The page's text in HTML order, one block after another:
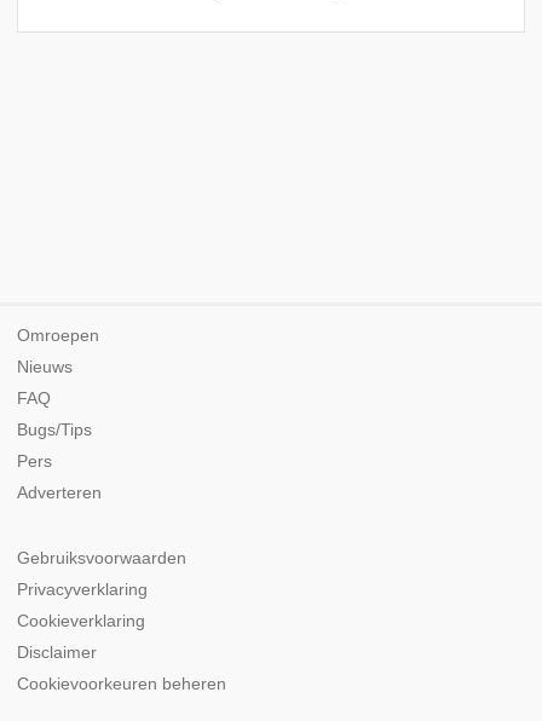
Omroepen
Nieuws
FAQ
Bugs/Tips
Pers
Adverteren
Gebruiksvoorwaarden
Privacyverklaring
Cookieverklaring
Disclaimer
Cookievoorkeuren beheren